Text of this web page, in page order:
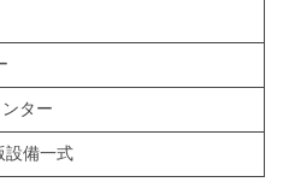
ター
設備一式